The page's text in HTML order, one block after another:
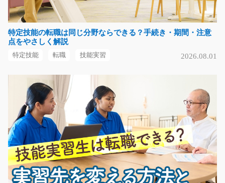
気になる
手で持てるサイズのゴム製品のプレス加工/i02_00
ゴム製品を機械にセットしてボタンをポチッ！簡単なオ
シゴト！職場見学会…
長期（3ヶ月以上）
時給1250円～
大阪府八尾市
気になる
特定技能の転職は同じ分野ならできる？手続き・期間・注意
点をやさしく解説
特定技能 転職 技能実習 2026.08.01